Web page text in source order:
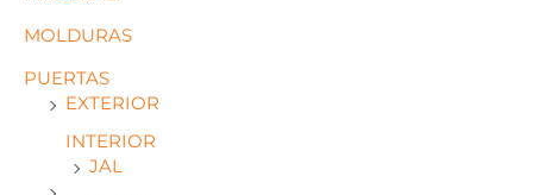
MOLDURAS
PUERTAS
EXTERIOR
INTERIOR
JAL